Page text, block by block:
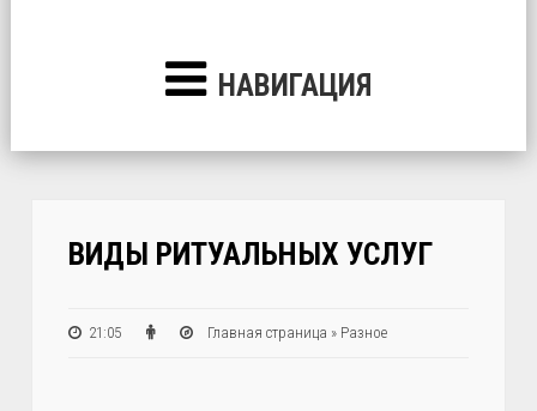
НАВИГАЦИЯ
ВИДЫ РИТУАЛЬНЫХ УСЛУГ
21:05 Главная страница » Разное